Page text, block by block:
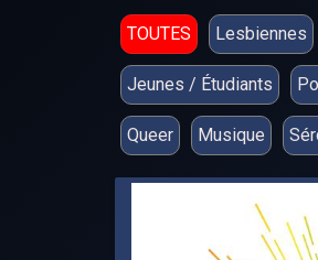
TOUTES Lesbiennes
Jeunes / Étudiants
Queer Musique